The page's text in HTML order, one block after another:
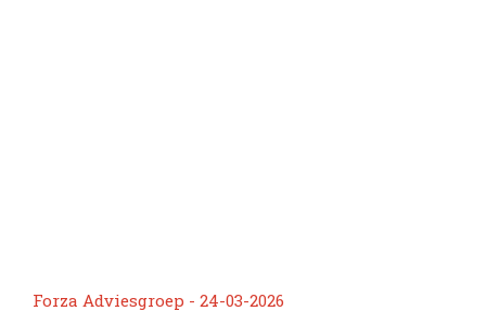
Forza Adviesgroep - 24-03-2026